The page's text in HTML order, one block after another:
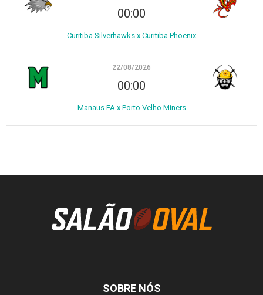
00:00
Curitiba Silverhawks x Curitiba Phoenix
22/08/2026
00:00
Manaus FA x Porto Velho Miners
SOBRE NÓS